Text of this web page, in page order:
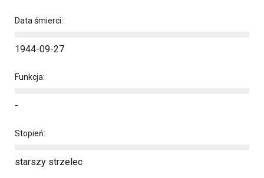
Data śmierci:
1944-09-27
Funkcja:
-
Stopień:
starszy strzelec